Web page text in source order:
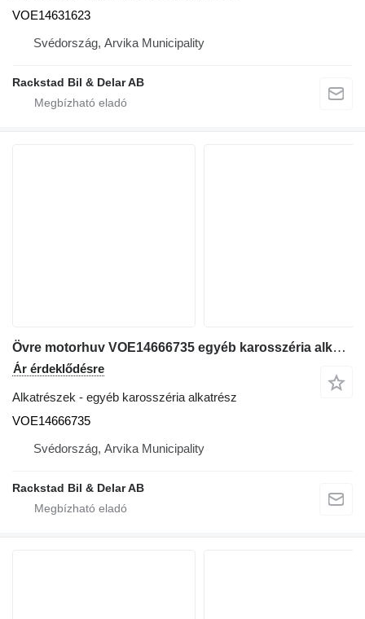
VOE14631623
Svédország, Arvika Municipality
Rackstad Bil & Delar AB
Övre motorhuv VOE14666735 egyéb karosszéria alkatrész Volvo ECR 88 D kotrógép-hoz
Ár érdeklődésre
Alkatrészek - egyéb karosszéria alkatrész
VOE14666735
Svédország, Arvika Municipality
Rackstad Bil & Delar AB